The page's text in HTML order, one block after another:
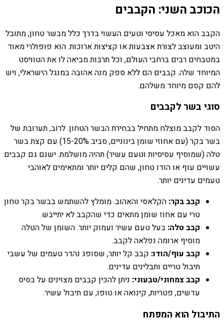
הכוכב השני: הקבבים
הקבב הוא מאכל עסיסי וטעים העשוי בדרך כלל מבשר טחון, מתובל
היטב ומעוצב לצורת אצבעות או קציצות ארוכות. הוא פופולרי מאוד
במטבחים רבים ברחבי העולם, וכל תרבות מביאה לו את הטוויסט
המיוחד שלה. קבבים הם ללא ספק מנה אהובה במנגל הישראלי, ויש
להם קסם מיוחד משלהם.
סוגי בשר לקבבים
הסוד לקבב מוצלח מתחיל בבחירת הבשר הטחון. לרוב, תערובת של
בשר בקר (עם אחוזי שומן בינוניים, סביב 15-20%) עם קצת בשר
טלה (שמוסיף עסיסיות וטעם עשיר) תהיה מושלמת. ישנם גם קבבים
עשויים עוף או הודו טחון, שהם קלים יותר ומתאימים לאוהבי
טעמים עדינים יותר.
קבב בקר: הקלאסי והאהוב. מומלץ להשתמש בבשר בקר טחון
טרי עם אחוז שומן מתאים כדי שהקבב לא יתייבש.
קבב טלה: בעל טעם עשיר ועמוק יותר. השומן של הטלה
מוסיף ארומה נפלאה לקבב.
קבב עוף/הודו: קבב קל יותר, שסופג נהדר טעמים של עשבי
תיבול טריים ותבלינים עדינים.
קבב צמחוני/טבעוני: ניתן להכין קבבים מצוינים על בסיס
עדשים, פטריות, קינואה או טופו, עם תיבול עשיר.
התיבול הוא המפתח